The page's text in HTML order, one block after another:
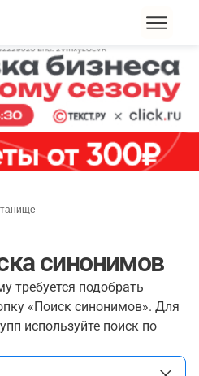
синонимов
требуется подобрать
«Поиск синонимов». Для
используйте поиск по